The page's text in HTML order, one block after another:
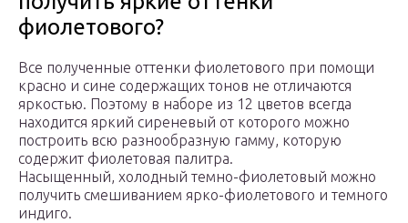
фиолетового?
Все полученные оттенки фиолетового при помощи
красно и сине содержащих тонов не отличаются
яркостью. Поэтому в наборе из 12 цветов всегда
находится яркий сиреневый от которого можно
построить всю разнообразную гамму, которую
содержит фиолетовая палитра.
Насыщенный, холодный темно-фиолетовый можно
получить смешиванием ярко-фиолетового и темного
индиго.